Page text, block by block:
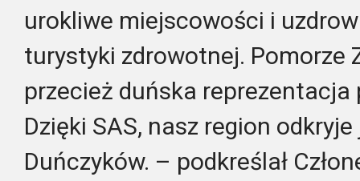
urokliwe miejscowości i
turystyki zdrowotnej. Pomorze
przecież duńska reprezentacja
Dzięki SAS, nasz region
Duńczyków. – podkreślał